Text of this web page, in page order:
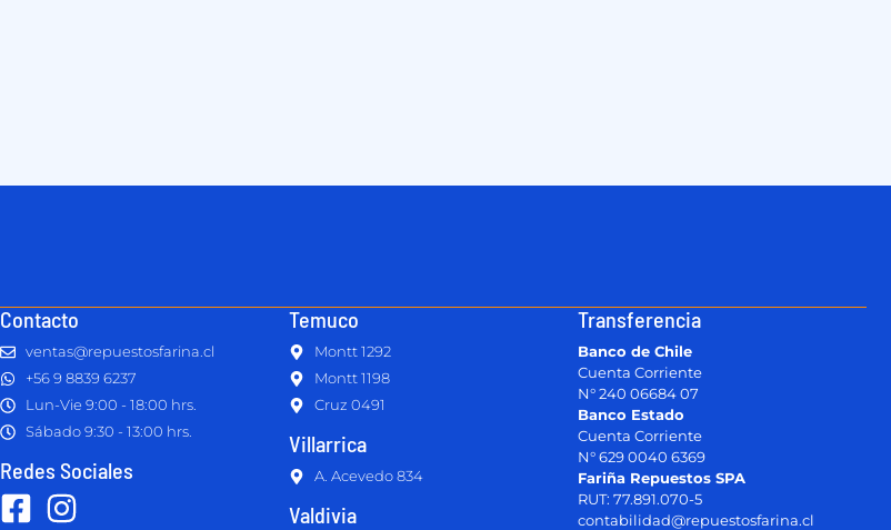
Contacto
ventas@repuestosfarina.cl
+56 9 8839 6237
Lun-Vie 9:00 - 18:00 hrs.
Sábado 9:30 - 13:00 hrs.
Redes Sociales
Temuco
Montt 1292
Montt 1198
Cruz 0491
Villarrica
A. Acevedo 834
Valdivia
Transferencia
Banco de Chile
Cuenta Corriente
N° 240 06684 07
Banco Estado
Cuenta Corriente
N° 629 0040 6369
Fariña Repuestos SPA
RUT: 77.891.070-5
contabilidad@repuestosfarina.cl